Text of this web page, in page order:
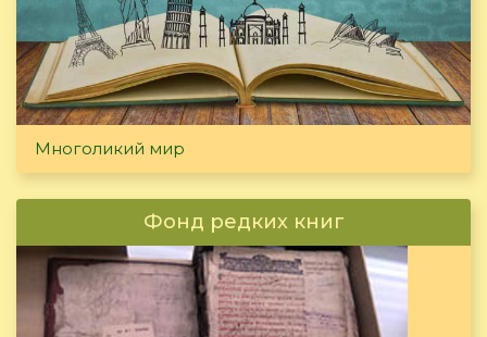
Многоликий мир
Фонд редких книг